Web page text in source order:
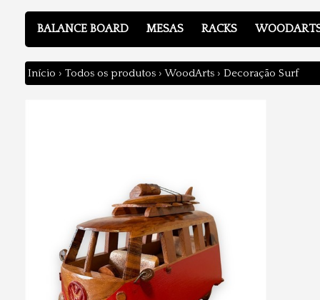
BALANCE BOARD MESAS RACKS
Início › Todos os produtos › WoodArts › Decoração Surf